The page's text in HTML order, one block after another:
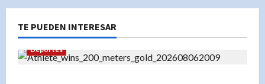
TE PUEDEN INTERESAR
Deportes